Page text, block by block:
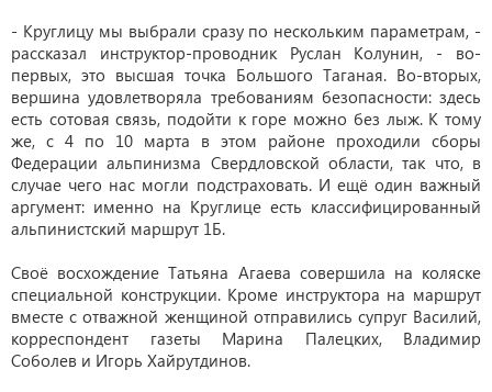
- Круглицу мы выбрали сразу по нескольким параметрам, -
рассказал инструктор-проводник Руслан Колунин, - во-
первых, это высшая точка Большого Таганая. Во-вторых,
вершина удовлетворяла требованиям безопасности: здесь
есть сотовая связь, подойти к горе можно без лыж. К тому
же, с 4 по 10 марта в этом районе проходили сборы
Федерации альпинизма Свердловской области, так что, в
случае чего нас могли подстраховать. И ещё один важный
аргумент: именно на Круглице есть классифицированный
альпинистский маршрут 1Б.
Своё восхождение Татьяна Агаева совершила на коляске
специальной конструкции. Кроме инструктора на маршрут
вместе с отважной женщиной отправились супруг Василий,
корреспондент газеты Марина Палецких, Владимир
Соболев и Игорь Хайрутдинов.